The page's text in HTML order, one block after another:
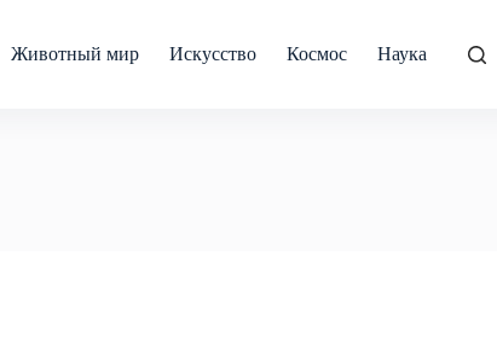
Животный мир Искусство Космос Наука